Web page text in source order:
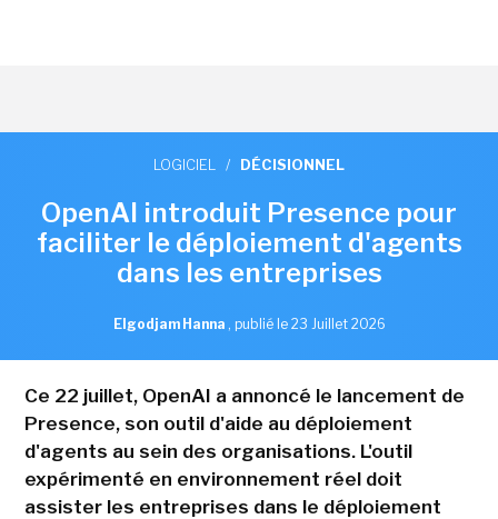
LOGICIEL / DÉCISIONNEL
OpenAI introduit Presence pour
faciliter le déploiement d'agents
dans les entreprises
Elgodjam Hanna , publié le 23 Juillet 2026
Ce 22 juillet, OpenAI a annoncé le lancement de
Presence, son outil d'aide au déploiement
d'agents au sein des organisations. L'outil
expérimenté en environnement réel doit
assister les entreprises dans le déploiement